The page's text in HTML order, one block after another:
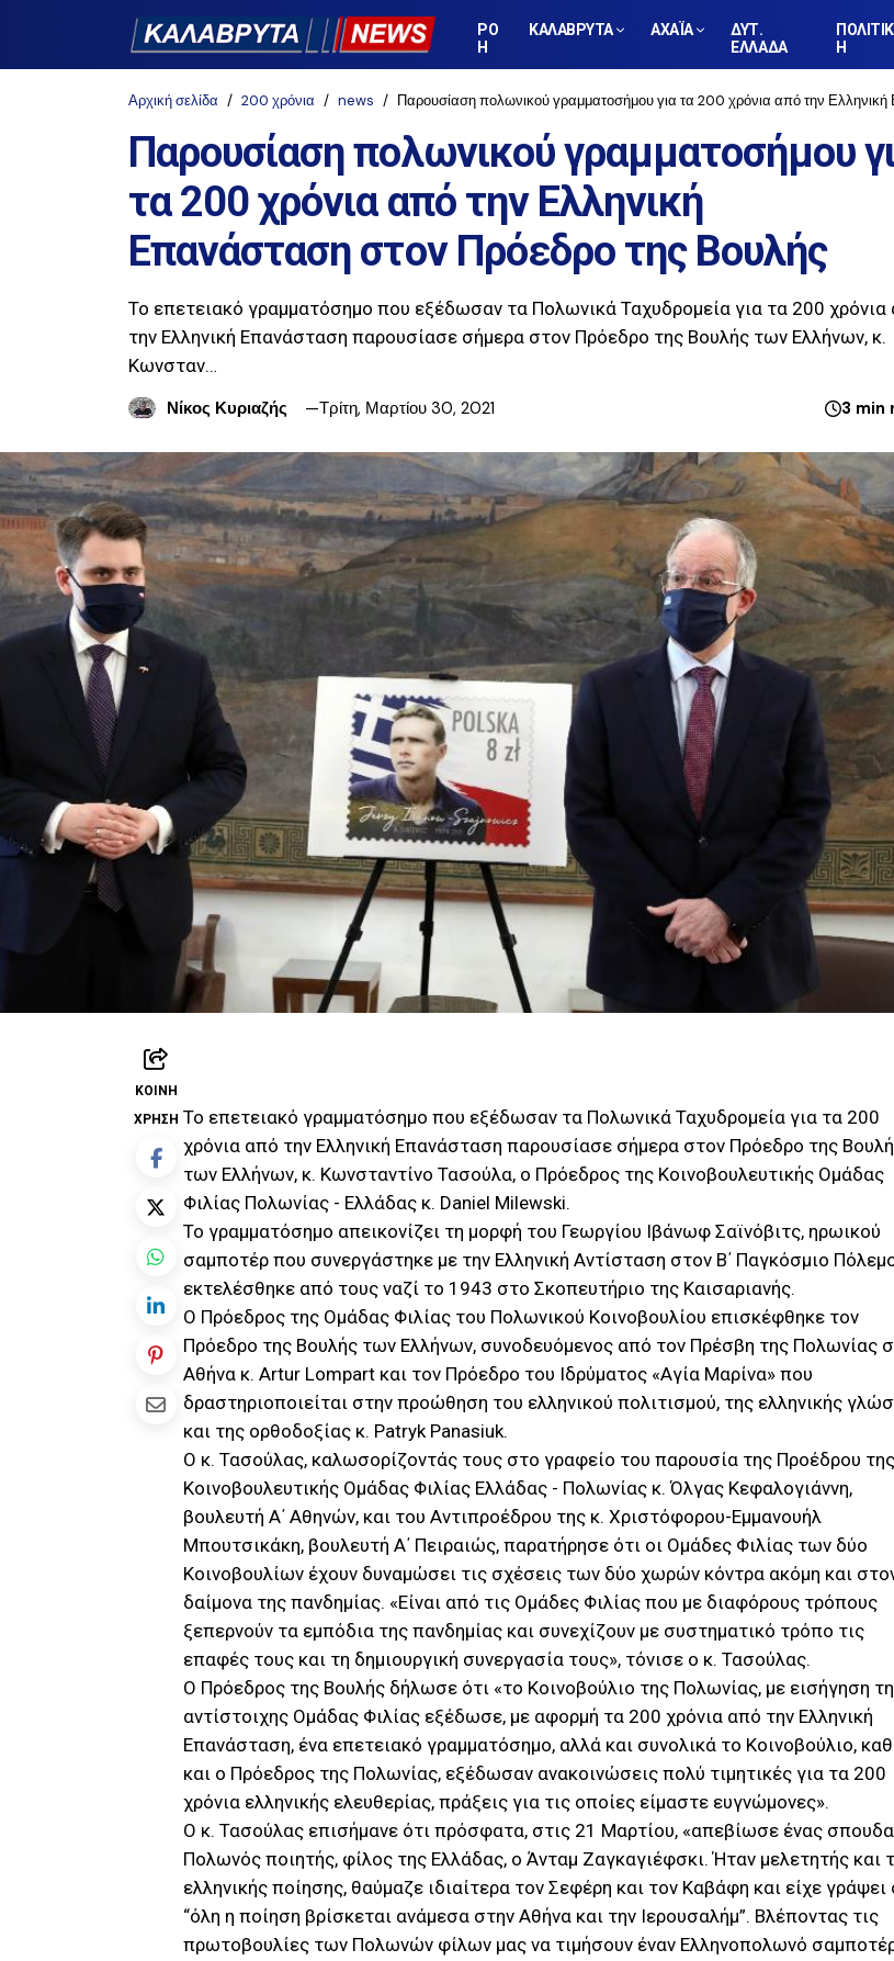
ΡΟ
Η
ΚΑΛΑΒΡΥΤΑ ΑΧΑΪΑ
ΔΥΤ.
ΕΛΛΑΔΑ
ΠΟΛΙΤΙΚ
Η
Αρχική σελίδα 200 χρόνια news Παρουσίαση πολωνικού γραμματοσήμου για τα 200 χρόνια από την Ελληνική Επανάσταση στον Πρόεδρο της
Παρουσίαση πολωνικού γραμματοσήμου
τα 200 χρόνια από την Ελληνική
Επανάσταση στον Πρόεδρο της Βουλής
Το επετειακό γραμματόσημο που εξέδωσαν τα Πολωνικά Ταχυδρομεία για τα 200 χρόνια
την Ελληνική Επανάσταση παρουσίασε σήμερα στον Πρόεδρο της Βουλής των Ελλήνων, κ.
Κωνσταν…
Νίκος Κυριαζής
Τρίτη, Μαρτίου 30, 2021 3 min
ΚΟΙΝΉ
ΧΡΉΣΗ Το επετειακό γραμματόσημο που εξέδωσαν τα Πολωνικά Ταχυδρομεία για τα 200
χρόνια από την Ελληνική Επανάσταση παρουσίασε σήμερα στον Πρόεδρο της
των Ελλήνων, κ. Κωνσταντίνο Τασούλα, ο Πρόεδρος της Κοινοβουλευτικής Ομάδας
Φιλίας Πολωνίας - Ελλάδας κ. Daniel Milewski.
Το γραμματόσημο απεικονίζει τη μορφή του Γεωργίου Ιβάνωφ Σαϊνόβιτς, ηρωικού
σαμποτέρ που συνεργάστηκε με την Ελληνική Αντίσταση στον Β΄ Παγκόσμιο
εκτελέσθηκε από τους ναζί το 1943 στο Σκοπευτήριο της Καισαριανής.
Ο Πρόεδρος της Ομάδας Φιλίας του Πολωνικού Κοινοβουλίου επισκέφθηκε τον
Πρόεδρο της Βουλής των Ελλήνων, συνοδευόμενος από τον Πρέσβη της Πολωνίας
Αθήνα κ. Artur Lompart και τον Πρόεδρο του Ιδρύματος «Αγία Μαρίνα» που
δραστηριοποιείται στην προώθηση του ελληνικού πολιτισμού, της ελληνικής
και της ορθοδοξίας κ. Patryk Panasiuk.
Ο κ. Τασούλας, καλωσορίζοντάς τους στο γραφείο του παρουσία της Προέδρου της
Κοινοβουλευτικής Ομάδας Φιλίας Ελλάδας - Πολωνίας κ. Όλγας Κεφαλογιάννη,
βουλευτή Α΄ Αθηνών, και του Αντιπροέδρου της κ. Χριστόφορου-Εμμανουήλ
Μπουτσικάκη, βουλευτή Α΄ Πειραιώς, παρατήρησε ότι οι Ομάδες Φιλίας των δύο
Κοινοβουλίων έχουν δυναμώσει τις σχέσεις των δύο χωρών κόντρα ακόμη και
δαίμονα της πανδημίας. «Είναι από τις Ομάδες Φιλίας που με διαφόρους τρόπους
ξεπερνούν τα εμπόδια της πανδημίας και συνεχίζουν με συστηματικό τρόπο τις
επαφές τους και τη δημιουργική συνεργασία τους», τόνισε ο κ. Τασούλας.
Ο Πρόεδρος της Βουλής δήλωσε ότι «το Κοινοβούλιο της Πολωνίας, με εισήγηση
αντίστοιχης Ομάδας Φιλίας εξέδωσε, με αφορμή τα 200 χρόνια από την Ελληνική
Επανάσταση, ένα επετειακό γραμματόσημο, αλλά και συνολικά το Κοινοβούλιο,
και ο Πρόεδρος της Πολωνίας, εξέδωσαν ανακοινώσεις πολύ τιμητικές για τα 200
χρόνια ελληνικής ελευθερίας, πράξεις για τις οποίες είμαστε ευγνώμονες».
Ο κ. Τασούλας επισήμανε ότι πρόσφατα, στις 21 Μαρτίου, «απεβίωσε ένας
Πολωνός ποιητής, φίλος της Ελλάδας, ο Άνταμ Ζαγκαγιέφσκι. Ήταν μελετητής και
ελληνικής ποίησης, θαύμαζε ιδιαίτερα τον Σεφέρη και τον Καβάφη και είχε γράψει
“όλη η ποίηση βρίσκεται ανάμεσα στην Αθήνα και την Ιερουσαλήμ”. Βλέποντας τις
πρωτοβουλίες των Πολωνών φίλων μας να τιμήσουν έναν Ελληνοπολωνό